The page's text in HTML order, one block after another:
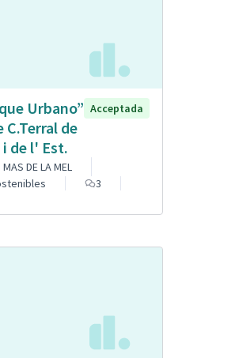
Urbano”
de
de l' Est.
Acceptada
DE LA MEL
3